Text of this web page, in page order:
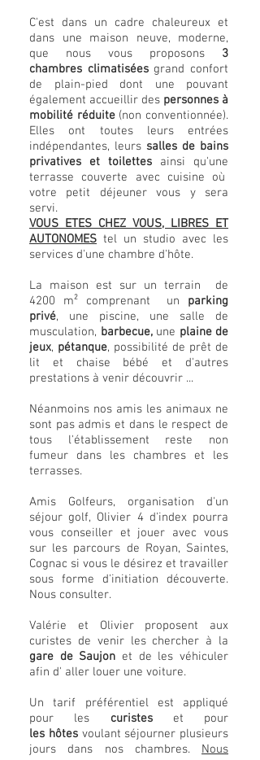
C'est dans un cadre chaleureux et
dans une maison neuve, moderne,
que nous vous proposons 3
chambres climatiséesgrand confort
de plain-pied dont une pouvant
également accueillir des personnes à
mobilité réduite (non conventionnée).
Elles ont toutes leurs entrées
indépendantes, leurs salles de bains
privatives et toilettes ainsi qu'une
terrasse couverte avec cuisine où
votre petit déjeuner vous y sera
servi.
VOUS ETES CHEZ VOUS, LIBRES ET
AUTONOMES tel un studio avec les
services d'une chambre d'hôte.
La maison est sur un terrain de
4200 m² comprenant un parking
privé, une piscine, une salle de
musculation, barbecue, une plaine de
jeux, pétanque, possibilité de prêt de
lit et chaise bébé et d'autres
prestations à venir découvrir ...
Néanmoins nos amis les animaux ne
sont pas admis et dans le respect de
tous l'établissement reste non
fumeur dans les chambres et les
terrasses.
Amis Golfeurs, organisation d'un
séjour golf, Olivier 4 d'index pourra
vous conseiller et jouer avec vous
sur les parcours de Royan, Saintes,
Cognac si vous le désirez et travailler
sous forme d'initiation découverte.
Nous consulter.
Valérie et Olivier proposent aux
curistes de venir les chercher à la
gare de Saujon et de les véhiculer
afin d' aller louer une voiture.
Un tarif préférentiel est appliqué
pour les curistes et pour
les hôtesvoulant séjourner plusieurs
jours dans nos chambres. Nous